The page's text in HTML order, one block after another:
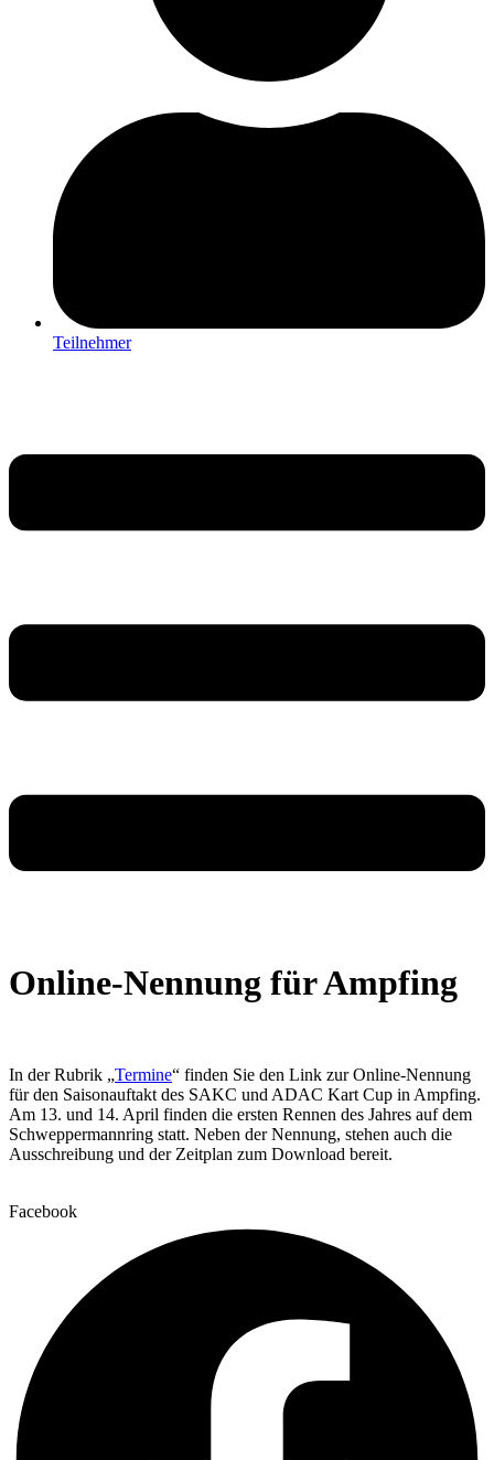
Teilnehmer
Online-Nennung für Ampfing
In der Rubrik „Termine“ finden Sie den Link zur Online-Nennung
für den Saisonauftakt des SAKC und ADAC Kart Cup in Ampfing.
Am 13. und 14. April finden die ersten Rennen des Jahres auf dem
Schweppermannring statt. Neben der Nennung, stehen auch die
Ausschreibung und der Zeitplan zum Download bereit.
Facebook